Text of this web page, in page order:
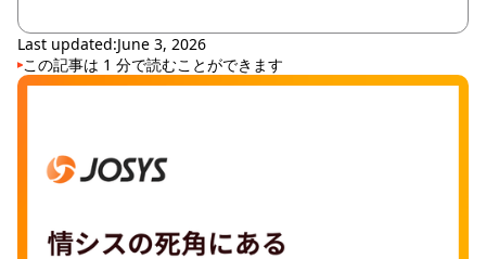
Last updated:June 3, 2026
この記事は 1 分で読むことができます